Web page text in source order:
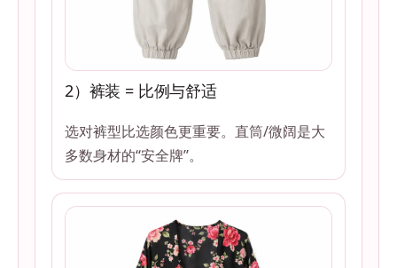
2）裤装 = 比例与舒适
选对裤型比选颜色更重要。直筒/微阔是大
多数身材的“安全牌”。